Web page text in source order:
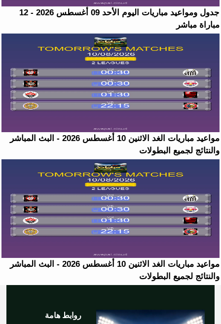
جدول ومواعيد مباريات اليوم الأحد 09 أغسطس 2026 - 12
مباراة مباشر
مواعيد مباريات الغد الاثنين 10 أغسطس 2026 - البث المباشر
والنتائج لجميع البطولات
مواعيد مباريات الغد الاثنين 10 أغسطس 2026 - البث المباشر
والنتائج لجميع البطولات
روابط هامة